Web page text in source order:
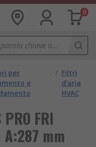
0
per
e
/ Filtri
d'aria
HVAC
FRI
A:287 mm